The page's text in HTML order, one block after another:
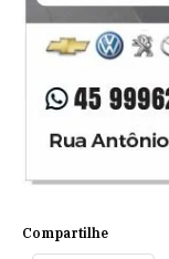
Compartilhe